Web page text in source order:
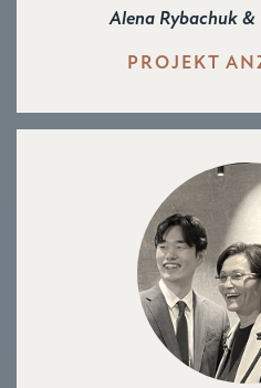
Alena Rybachuk
PROJEKT